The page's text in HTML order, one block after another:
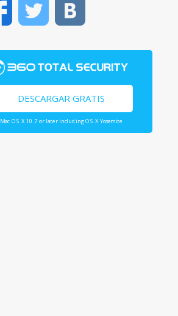
FacebookTwitter
DESCARGAR GRATIS
Mac OS X 10.7 or later including OS X Yosemite